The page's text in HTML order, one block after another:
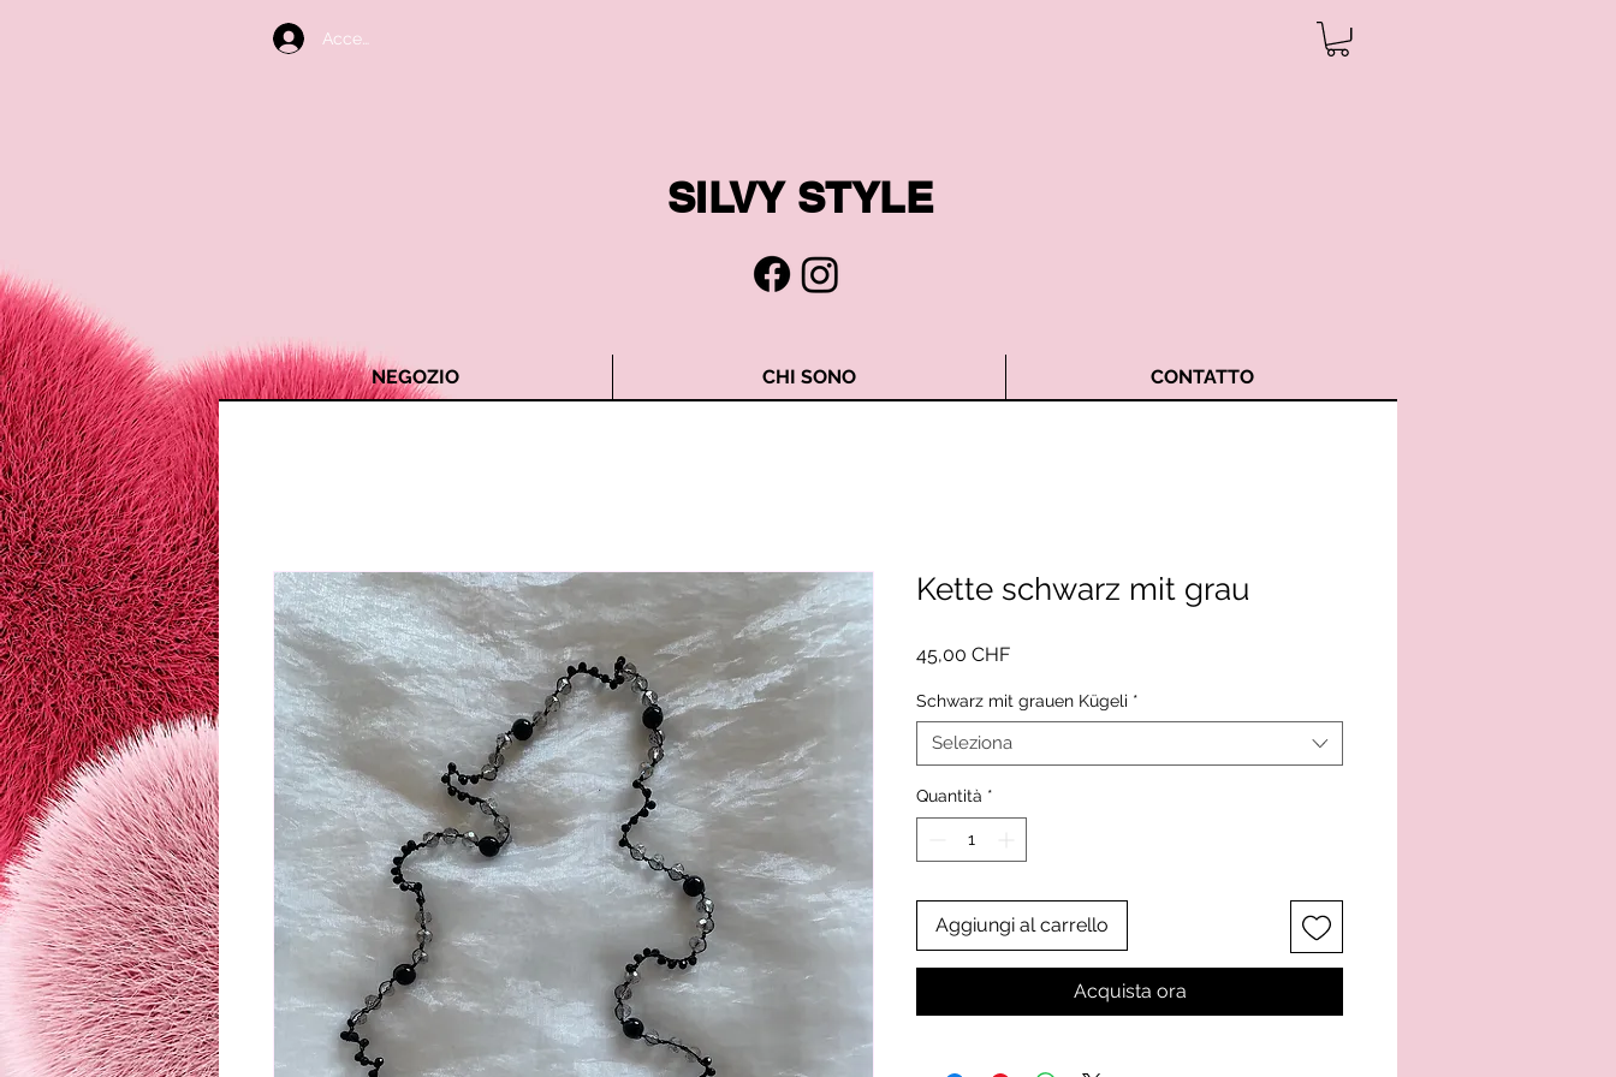
Accedi
SILVY STYLE
NEGOZIO CHI SONO CONTATTO
Kette schwarz mit grau
45,00 CHFPrezzo
Schwarz mit grauen Kügeli *
Seleziona
Quantità *
Aggiungi al carrello
Acquista ora